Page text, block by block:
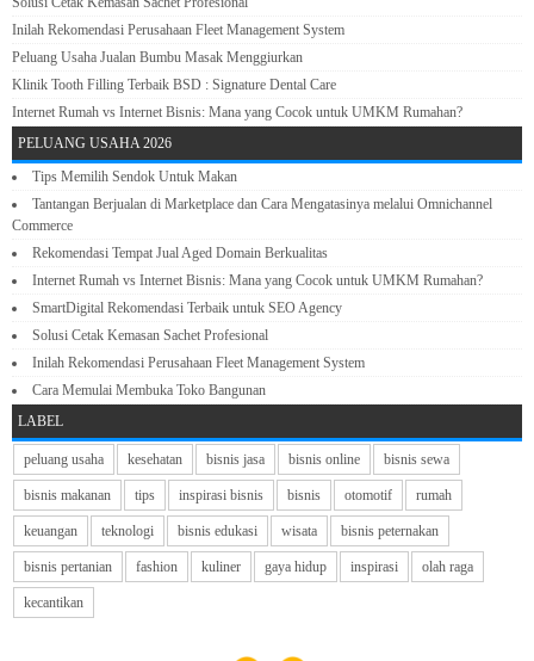
Inilah Rekomendasi Perusahaan Fleet Management System
Peluang Usaha Jualan Bumbu Masak Menggiurkan
Klinik Tooth Filling Terbaik BSD : Signature Dental Care
Internet Rumah vs Internet Bisnis: Mana yang Cocok untuk UMKM Rumahan?
PELUANG USAHA 2026
Tips Memilih Sendok Untuk Makan
Tantangan Berjualan di Marketplace dan Cara Mengatasinya melalui Omnichannel
Commerce
Rekomendasi Tempat Jual Aged Domain Berkualitas
Internet Rumah vs Internet Bisnis: Mana yang Cocok untuk UMKM Rumahan?
SmartDigital Rekomendasi Terbaik untuk SEO Agency
Solusi Cetak Kemasan Sachet Profesional
Inilah Rekomendasi Perusahaan Fleet Management System
Cara Memulai Membuka Toko Bangunan
LABEL
peluang usaha kesehatan bisnis jasa bisnis online bisnis sewa
bisnis makanan tips inspirasi bisnis bisnis otomotif rumah
keuangan teknologi bisnis edukasi wisata bisnis peternakan
bisnis pertanian fashion kuliner gaya hidup inspirasi olah raga
kecantikan